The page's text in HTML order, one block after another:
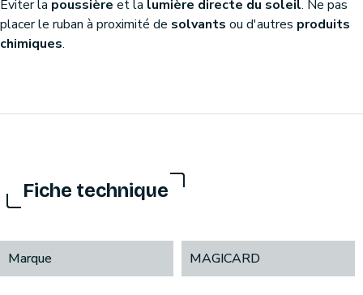
Éviter la poussière et la lumière directe du soleil. Ne pas
placer le ruban à proximité de solvants ou d'autres produits
chimiques.
Fiche technique
Marque MAGICARD